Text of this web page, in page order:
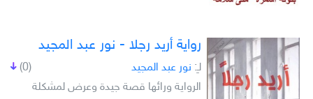
رواية أريد رجلا - نور عبد المجيد
(0) لـِ: نور عبد المجيد
الرواية ورائها قصة جيدة وعرض لمشكلة